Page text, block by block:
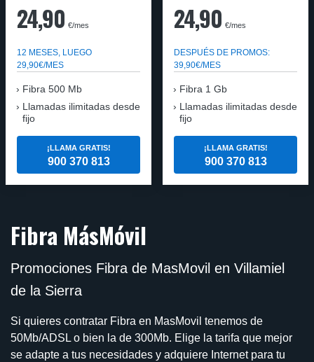
24,90 €/mes
12 MESES, LUEGO
29,90€/MES
Fibra 500 Mb
Llamadas ilimitadas desde
fijo
¡LLAMA GRATIS!
900 370 813
24,90 €/mes
DESPUÉS DE PROMOS:
39,90€/MES
Fibra 1 Gb
Llamadas ilimitadas desde
fijo
¡LLAMA GRATIS!
900 370 813
Fibra MásMóvil
Promociones Fibra de MasMovil en Villamiel
de la Sierra
Si quieres contratar Fibra en MasMovil tenemos de
50Mb/ADSL o bien la de 300Mb. Elige la tarifa que mejor
se adapte a tus necesidades y adquiere Internet para tu